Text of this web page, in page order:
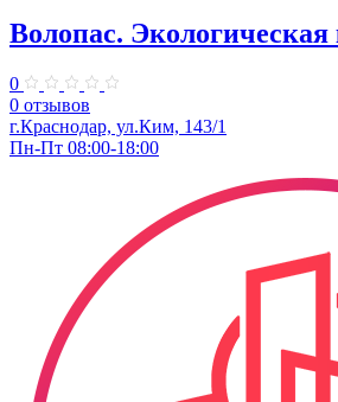
Волопас.
0
0 отзывов
г.Краснодар, ул.Ким, 143/1
Пн-Пт 08:00-18:00